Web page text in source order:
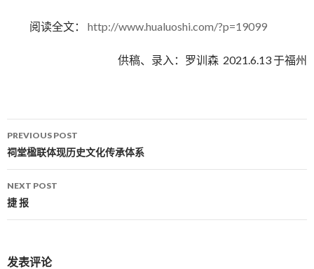
阅读全文： http://www.hualuoshi.com/?p=19099
供稿、录入：罗训森 2021.6.13 于福州
Post navigation
PREVIOUS POST
祠堂楹联体现历史文化传承体系
NEXT POST
捷 报
发表评论